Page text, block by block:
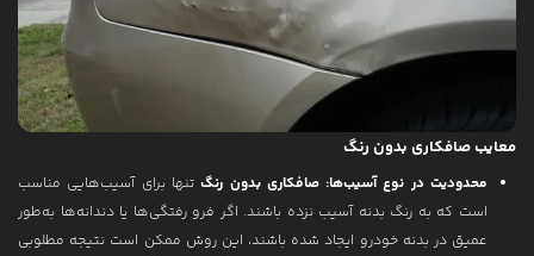
معایب صافکاری بدون رنگ
محدودیت در نوع آسیب‌ها: صافکاری بدون رنگتنها برای آسیب‌هایی مناسب
است که به رنگ بدنه آسیب نزده باشند. اگر فرو رفتگی‌ها یا دندانه‌ها به‌طور
عمیق در بدنه خودرو ایجاد شده باشند، این روش ممکن است نتیجه مطلوبی